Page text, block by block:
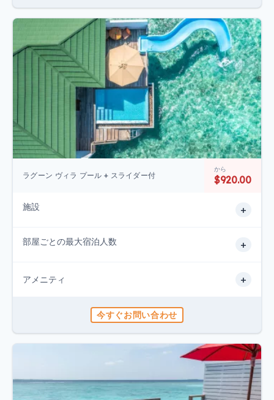
ラグーン ヴィラ プール + スライダー付
から
$920.00
施設 +
部屋ごとの最大宿泊人数 +
アメニティ +
今すぐお問い合わせ